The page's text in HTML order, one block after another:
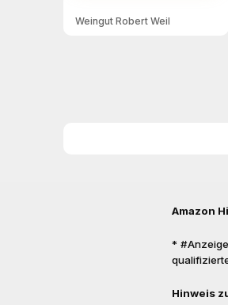
Weingut Robert Weil
Amazon
*
Hinweis